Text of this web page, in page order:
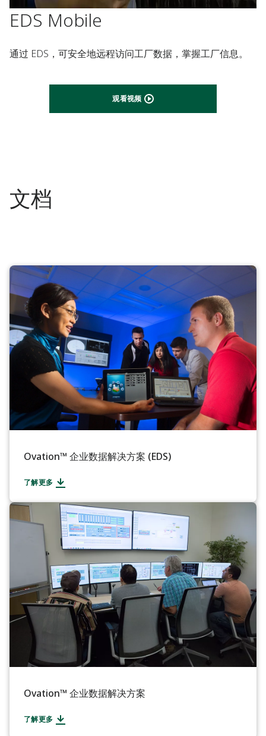
EDS Mobile
通过 EDS，可安全地远程访问工厂数据，掌握工厂信息。
观看视频
文档
Ovation™ 企业数据解决方案 (EDS)
了解更多
Ovation™ 企业数据解决方案
了解更多